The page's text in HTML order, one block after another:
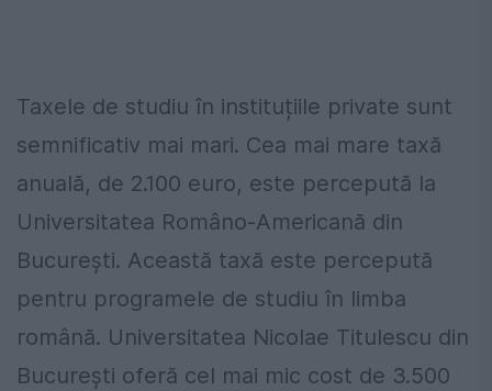
Taxele de studiu în instituțiile private sunt
semnificativ mai mari. Cea mai mare taxă
anuală, de 2.100 euro, este percepută la
Universitatea Româno-Americană din
București. Această taxă este percepută
pentru programele de studiu în limba
română. Universitatea Nicolae Titulescu din
București oferă cel mai mic cost de 3.500